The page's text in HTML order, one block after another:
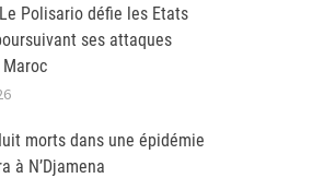
Polisario défie les Etats
ses attaques
morts dans une épidémie
à N’Djamena